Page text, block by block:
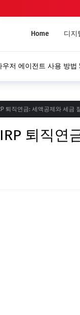
Home 디지
저 에이전트 사용 방법
퇴직연금: 세액공제와 세금
퇴직연